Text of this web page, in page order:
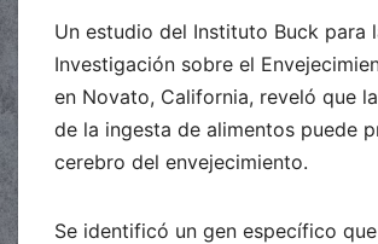
Un estudio del Instituto Buck para
Investigación sobre el
en Novato, California, reveló que
de la ingesta de alimentos puede
cerebro del envejecimiento.
Se identificó un gen específico